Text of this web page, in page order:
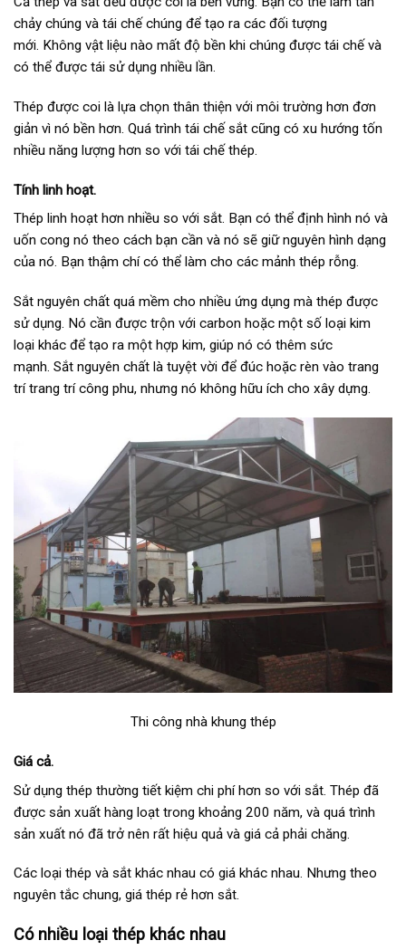
chảy chúng và tái chế chúng để tạo ra các đối tượng
mới. Không vật liệu nào mất độ bền khi chúng được tái chế và
có thể được tái sử dụng nhiều lần.
Thép được coi là lựa chọn thân thiện với môi trường hơn đơn
giản vì nó bền hơn. Quá trình tái chế sắt cũng có xu hướng tốn
nhiều năng lượng hơn so với tái chế thép.
Tính linh hoạt.
Thép linh hoạt hơn nhiều so với sắt. Bạn có thể định hình nó và
uốn cong nó theo cách bạn cần và nó sẽ giữ nguyên hình dạng
của nó. Bạn thậm chí có thể làm cho các mảnh thép rỗng.
Sắt nguyên chất quá mềm cho nhiều ứng dụng mà thép được
sử dụng. Nó cần được trộn với carbon hoặc một số loại kim
loại khác để tạo ra một hợp kim, giúp nó có thêm sức
mạnh. Sắt nguyên chất là tuyệt vời để đúc hoặc rèn vào trang
trí trang trí công phu, nhưng nó không hữu ích cho xây dựng.
Thi công nhà khung thép
Giá cả.
Sử dụng thép thường tiết kiệm chi phí hơn so với sắt. Thép đã
được sản xuất hàng loạt trong khoảng 200 năm, và quá trình
sản xuất nó đã trở nên rất hiệu quả và giá cả phải chăng.
Các loại thép và sắt khác nhau có giá khác nhau. Nhưng theo
nguyên tắc chung, giá thép rẻ hơn sắt.
Có nhiều loại thép khác nhau